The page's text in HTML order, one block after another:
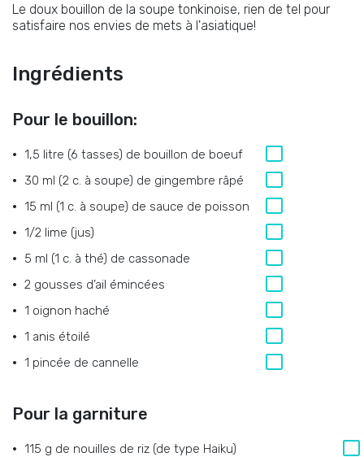
Le doux bouillon de la soupe tonkinoise, rien de tel pour
satisfaire nos envies de mets à l'asiatique!
Ingrédients
Pour le bouillon:
1,5 litre (6 tasses) de bouillon de boeuf
30 ml (2 c. à soupe) de gingembre râpé
15 ml (1 c. à soupe) de sauce de poisson
1/2 lime (jus)
5 ml (1 c. à thé) de cassonade
2 gousses d’ail émincées
1 oignon haché
1 anis étoilé
1 pincée de cannelle
Pour la garniture
115 g de nouilles de riz (de type Haiku)